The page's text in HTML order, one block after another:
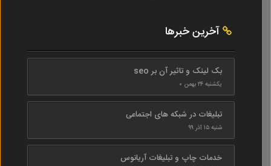
آخرین خبرها
بک لینک و تاثیر آن بر seo
یکشنبه ۲۴ بهمن ۰
تبلیغات در شبکه های اجتماعی
شنبه ۱۵ آذر ۹۹
خدمات چاپ و تبلیغات آریانوس